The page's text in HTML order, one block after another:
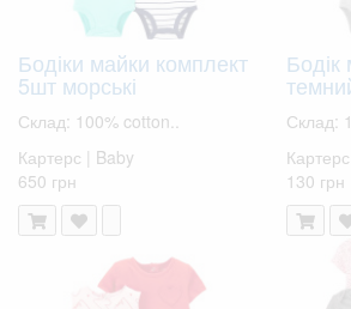
Бодіки майки комплект
5шт морські
Склад: 100% cotton..
Картерс | Baby
650 грн
Склад:
130 грн